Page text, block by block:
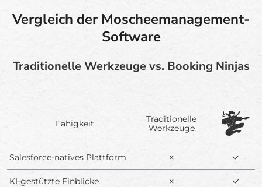
Vergleich der Moscheemanagement-
Software
Traditionelle Werkzeuge vs. Booking Ninjas
Fähigkeit
Traditionelle
Werkzeuge
Salesforce-natives Plattform ✗ ✓
KI-gestützte Einblicke ✗ ✓